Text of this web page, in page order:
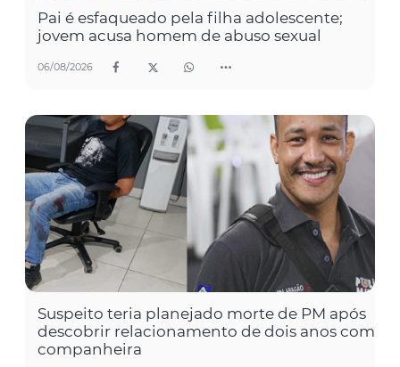
Pai é esfaqueado pela filha adolescente;
jovem acusa homem de abuso sexual
06/08/2026
Suspeito teria planejado morte de PM após
descobrir relacionamento de dois anos com
companheira